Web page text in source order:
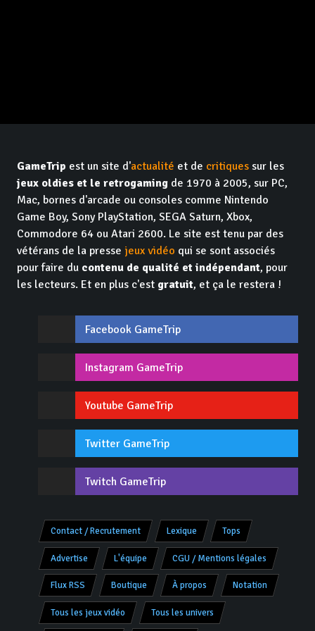
GameTrip est un site d'actualité et de critiques sur les
jeux oldies et le retrogaming de 1970 à 2005, sur PC,
Mac, bornes d'arcade ou consoles comme Nintendo
Game Boy, Sony PlayStation, SEGA Saturn, Xbox,
Commodore 64 ou Atari 2600. Le site est tenu par des
vétérans de la presse jeux vidéo qui se sont associés
pour faire du contenu de qualité et indépendant, pour
les lecteurs. Et en plus c'est gratuit, et ça le restera !
Facebook GameTrip
Instagram GameTrip
Youtube GameTrip
Twitter GameTrip
Twitch GameTrip
Contact / Recrutement Lexique Tops
Advertise L'équipe CGU / Mentions légales
Flux RSS Boutique À propos Notation
Tous les jeux vidéo Tous les univers